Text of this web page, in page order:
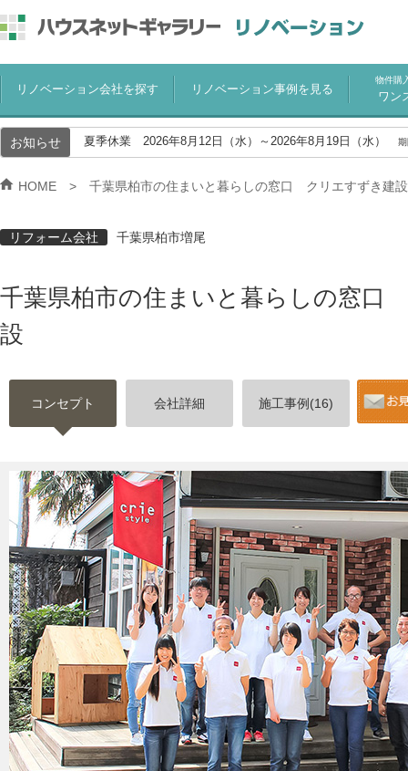
リノベーション会社を探す リノベーション事例を見る
物件購
ワン
お知らせ 夏季休業 2026年8月12日（水）～2026年8月19日（水）
HOME 千葉県柏市の住まいと暮らしの窓口 クリエすずき建設
リフォーム会社 千葉県柏市増尾
千葉県柏市の住まいと暮らしの窓口
設
コンセプト 会社詳細 施工事例(16)